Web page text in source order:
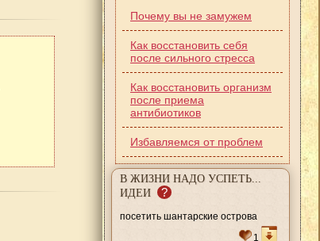
Почему вы не замужем
Как восстановить себя
после сильного стресса
Как восстановить организм
после приема
антибиотиков
Избавляемся от проблем
В ЖИЗНИ НАДО УСПЕТЬ...
ИДЕИ
?
посетить шантарские острова
1